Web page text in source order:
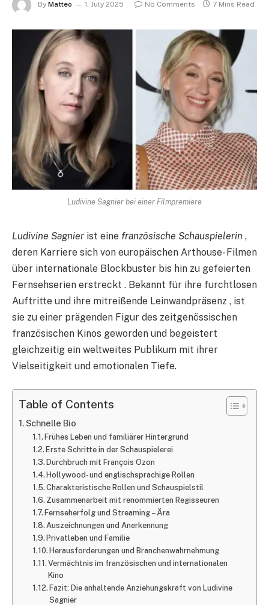
By Matteo 1. July 2025 No Comments 7 Mins Read
Ludivine Sagnier bei einer Filmpremiere​
Ludivine Sagnier ist eine französische Schauspielerin ,
deren Karriere sich von europäischen Arthouse- Filmen
über internationale Blockbuster bis hin zu gefeierten
Fernsehserien erstreckt . Bekannt für ihre furchtlosen
Auftritte und ihre mitreißende Leinwandpräsenz , ist
sie zu einer prägenden Figur des zeitgenössischen
französischen Kinos geworden und begeistert
gleichzeitig ein weltweites Publikum mit ihrer
Vielseitigkeit und emotionalen Tiefe.
Table of Contents
Schnelle Bio
Frühes Leben und familiärer Hintergrund
Erste Schritte in der Schauspielerei
Durchbruch mit François Ozon
Hollywood- und englischsprachige Rollen
Charakteristische Rollen und Schauspielstil​
Zusammenarbeit mit renommierten Regisseuren
Fernseherfolg und Streaming – Ära
Auszeichnungen und Anerkennung
Privatleben und Familie​
Herausforderungen und Branchenwahrnehmung​
Vermächtnis im französischen und internationalen
Kino
Fazit: Die anhaltende Anziehungskraft von Ludivine
Sagnier